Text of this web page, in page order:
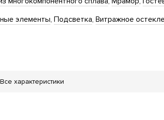
элементы Подсветка Витражное
Все характеристики